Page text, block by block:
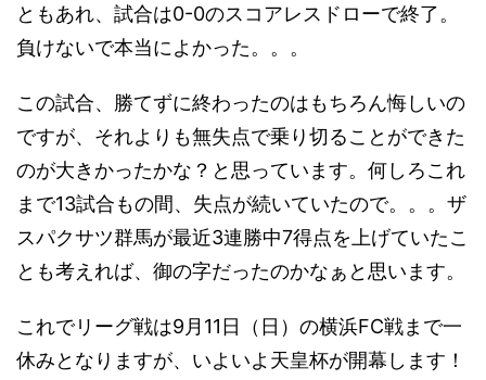
ともあれ、試合は0-0のスコアレスドローで終了。
負けないで本当によかった。。。
この試合、勝てずに終わったのはもちろん悔しいの
ですが、それよりも無失点で乗り切ることができた
のが大きかったかな？と思っています。何しろこれ
まで13試合もの間、失点が続いていたので。。。ザ
スパクサツ群馬が最近3連勝中7得点を上げていたこ
とも考えれば、御の字だったのかなぁと思います。
これでリーグ戦は9月11日（日）の横浜FC戦まで一
休みとなりますが、いよいよ天皇杯が開幕します！